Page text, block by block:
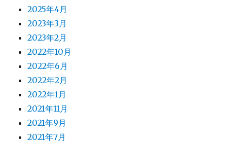
2025年4月
2023年3月
2023年2月
2022年10月
2022年6月
2022年2月
2022年1月
2021年11月
2021年9月
2021年7月